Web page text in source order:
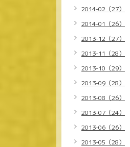
2014-02（27）
2014-01（26）
2013-12（27）
2013-11（28）
2013-10（29）
2013-09（28）
2013-08（26）
2013-07（24）
2013-06（26）
2013-05（28）